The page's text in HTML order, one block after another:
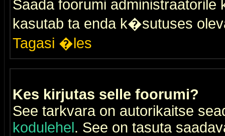
Saada foorumi
kasutab ta enda k�sutuses
Tagasi �les
Kes kirjutas selle foorumi?
See tarkvara on autorikaitse
kodulehel. See on tasuta